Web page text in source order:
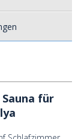
für